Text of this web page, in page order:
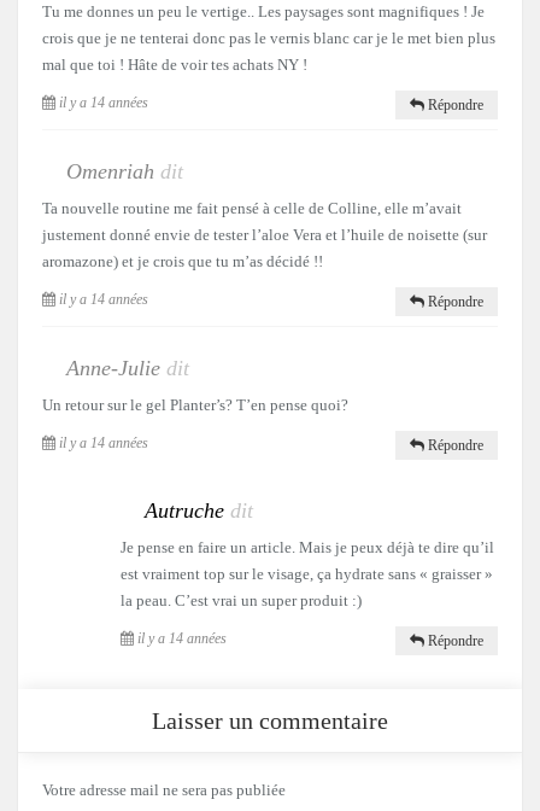
Tu me donnes un peu le vertige.. Les paysages sont magnifiques ! Je
crois que je ne tenterai donc pas le vernis blanc car je le met bien plus
mal que toi ! Hâte de voir tes achats NY !
il y a 14 années Répondre
Omenriah dit
Ta nouvelle routine me fait pensé à celle de Colline, elle m’avait
justement donné envie de tester l’aloe Vera et l’huile de noisette (sur
aromazone) et je crois que tu m’as décidé !!
il y a 14 années Répondre
Anne-Julie dit
Un retour sur le gel Planter’s? T’en pense quoi?
il y a 14 années Répondre
Autruche dit
Je pense en faire un article. Mais je peux déjà te dire qu’il
est vraiment top sur le visage, ça hydrate sans « graisser »
la peau. C’est vrai un super produit :)
il y a 14 années Répondre
Laisser un commentaire
Votre adresse mail ne sera pas publiée